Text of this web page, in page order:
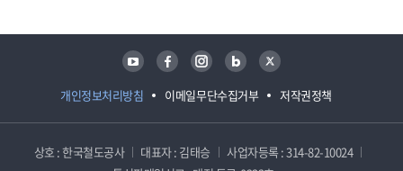
개인정보처리방침 이메일무단수집거부 저작권정책
유튜브 페이스북 인스타그램 블로그 트위터
상호 : 한국철도공사 대표자 : 김태승
사업자등록 : 314-82-10024